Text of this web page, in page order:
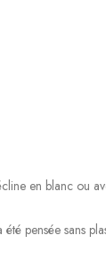
en blanc ou
pensée sans